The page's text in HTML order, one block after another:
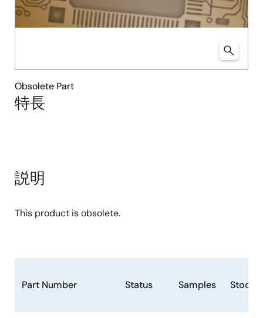
特長
Obsolete Part
説明
This product is obsolete.
Part Number Status Samples Stock